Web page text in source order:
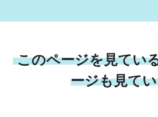
このページを見てい
ージも見て